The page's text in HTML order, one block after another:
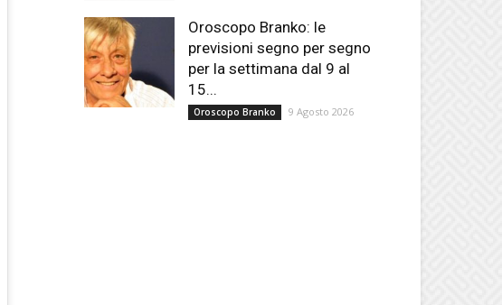
Oroscopo Branko: le
previsioni segno per segno
per la settimana dal 9 al
15...
Oroscopo Branko 9 Agosto 2026